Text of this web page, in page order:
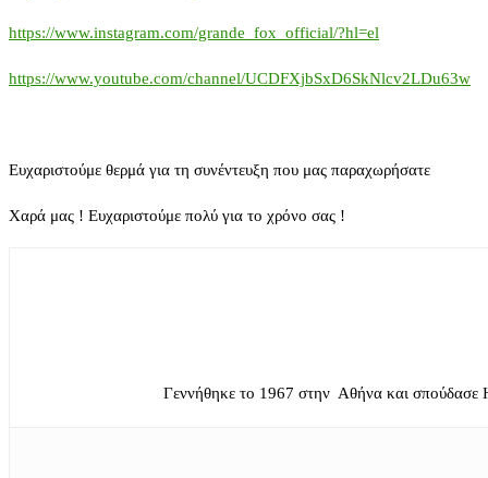
https://www.instagram.com/grande_fox_official/?hl=el
https://www.youtube.com/channel/UCDFXjbSxD6SkNlcv2LDu63w
Ευχαριστούμε θερμά για τη συνέντευξη που μας παραχωρήσατε
Χαρά μας ! Ευχαριστούμε πολύ για το χρόνο σας !
Γεννήθηκε το 1967 στην Αθήνα και σπούδασε